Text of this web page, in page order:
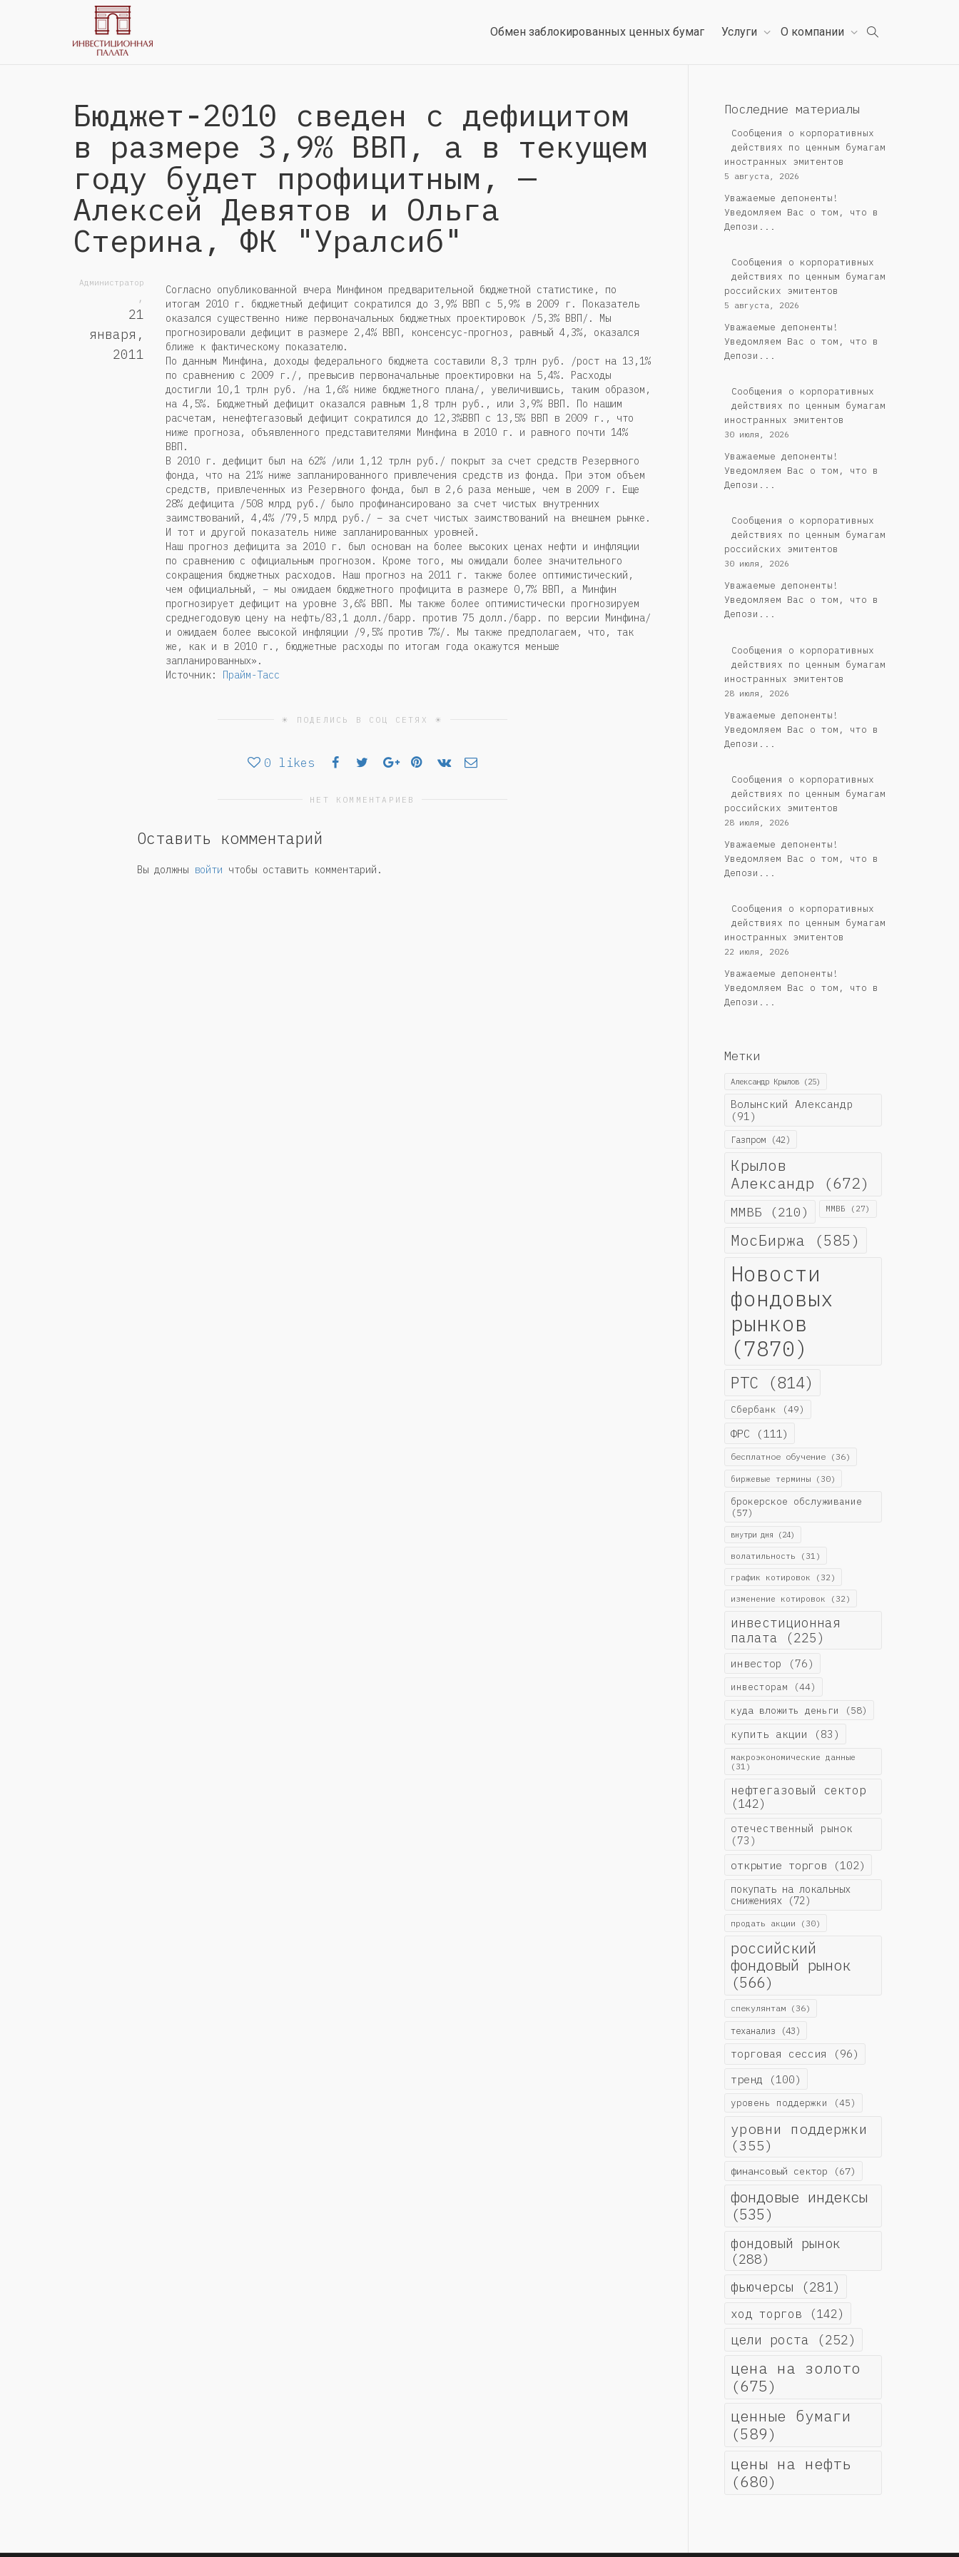
Обмен заблокированных ценных бумаг Услуги О компании
Бюджет-2010 сведен с дефицитом
в размере 3,9% ВВП, а в текущем
году будет профицитным, —
Алексей Девятов и Ольга
Стерина, ФК "Уралсиб"
Администратор
,
21
января,
2011
Согласно опубликованной вчера Минфином предварительной бюджетной статистике, по
итогам 2010 г. бюджетный дефицит сократился до 3,9% ВВП c 5,9% в 2009 г. Показатель
оказался существенно ниже первоначальных бюджетных проектировок /5,3% ВВП/. Мы
прогнозировали дефицит в размере 2,4% ВВП, консенсус-прогноз, равный 4,3%, оказался
ближе к фактическому показателю.
По данным Минфина, доходы федерального бюджета составили 8,3 трлн руб. /рост на 13,1%
по сравнению с 2009 г./, превысив первоначальные проектировки на 5,4%. Расходы
достигли 10,1 трлн руб. /на 1,6% ниже бюджетного плана/, увеличившись, таким образом,
на 4,5%. Бюджетный дефицит оказался равным 1,8 трлн руб., или 3,9% ВВП. По нашим
расчетам, ненефтегазовый дефицит сократился до 12,3%ВВП с 13,5% ВВП в 2009 г., что
ниже прогноза, объявленного представителями Минфина в 2010 г. и равного почти 14%
ВВП.
В 2010 г. дефицит был на 62% /или 1,12 трлн руб./ покрыт за счет средств Резервного
фонда, что на 21% ниже запланированного привлечения средств из фонда. При этом объем
средств, привлеченных из Резервного фонда, был в 2,6 раза меньше, чем в 2009 г. Еще
28% дефицита /508 млрд руб./ было профинансировано за счет чистых внутренних
заимствований, 4,4% /79,5 млрд руб./ – за счет чистых заимствований на внешнем рынке.
И тот и другой показатель ниже запланированных уровней.
Наш прогноз дефицита за 2010 г. был основан на более высоких ценах нефти и инфляции
по сравнению с официальным прогнозом. Кроме того, мы ожидали более значительного
сокращения бюджетных расходов. Наш прогноз на 2011 г. также более оптимистический,
чем официальный, – мы ожидаем бюджетного профицита в размере 0,7% ВВП, а Минфин
прогнозирует дефицит на уровне 3,6% ВВП. Мы также более оптимистически прогнозируем
среднегодовую цену на нефть/83,1 долл./барр. против 75 долл./барр. по версии Минфина/
и ожидаем более высокой инфляции /9,5% против 7%/. Мы также предполагаем, что, так
же, как и в 2010 г., бюджетные расходы по итогам года окажутся меньше
запланированных».
Источник: Прайм-Тасс
☀ ПОДЕЛИСЬ В СОЦ СЕТЯХ ☀
0 likes
НЕТ КОММЕНТАРИЕВ
Оставить комментарий
Вы должны войти чтобы оставить комментарий.
Последние материалы
Сообщения о корпоративных
действиях по ценным бумагам
иностранных эмитентов
5 августа, 2026
Уважаемые депоненты!
Уведомляем Вас о том, что в
Депози...
Cообщения о корпоративных
действиях по ценным бумагам
российских эмитентов
5 августа, 2026
Уважаемые депоненты!
Уведомляем Вас о том, что в
Депози...
Сообщения о корпоративных
действиях по ценным бумагам
иностранных эмитентов
30 июля, 2026
Уважаемые депоненты!
Уведомляем Вас о том, что в
Депози...
Cообщения о корпоративных
действиях по ценным бумагам
российских эмитентов
30 июля, 2026
Уважаемые депоненты!
Уведомляем Вас о том, что в
Депози...
Сообщения о корпоративных
действиях по ценным бумагам
иностранных эмитентов
28 июля, 2026
Уважаемые депоненты!
Уведомляем Вас о том, что в
Депози...
Cообщения о корпоративных
действиях по ценным бумагам
российских эмитентов
28 июля, 2026
Уважаемые депоненты!
Уведомляем Вас о том, что в
Депози...
Сообщения о корпоративных
действиях по ценным бумагам
иностранных эмитентов
22 июля, 2026
Уважаемые депоненты!
Уведомляем Вас о том, что в
Депози...
Метки
Александр Крылов(25)
Волынский Александр
(91)
Газпром(42)
Крылов
Александр (672)
ММВБ (210) ММВБ (27)
МосБиржа (585)
Новости
фондовых
рынков
(7870)
РТС (814)
Сбербанк (49)
ФРС (111)
бесплатное обучение(36)
биржевые термины(30)
брокерское обслуживание
(57)
внутри дня (24)
волатильность (31)
график котировок (32)
изменение котировок (32)
инвестиционная
палата (225)
инвестор (76)
инвесторам (44)
куда вложить деньги (58)
купить акции (83)
макроэкономические данные
(31)
нефтегазовый сектор
(142)
отечественный рынок
(73)
открытие торгов (102)
покупать на локальных
снижениях(72)
продать акции (30)
российский
фондовый рынок
(566)
спекулянтам(36)
теханализ (43)
торговая сессия (96)
тренд (100)
уровень поддержки (45)
уровни поддержки
(355)
финансовый сектор (67)
фондовые индексы
(535)
фондовый рынок
(288)
фьючерсы (281)
ход торгов (142)
цели роста (252)
цена на золото
(675)
ценные бумаги
(589)
цены на нефть
(680)